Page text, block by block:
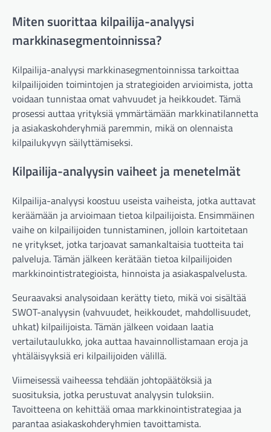
Miten suorittaa kilpailija-analyysi
markkinasegmentoinnissa?
Kilpailija-analyysi markkinasegmentoinnissa tarkoittaa
kilpailijoiden toimintojen ja strategioiden arvioimista, jotta
voidaan tunnistaa omat vahvuudet ja heikkoudet. Tämä
prosessi auttaa yrityksiä ymmärtämään markkinatilannetta
ja asiakaskohderyhmiä paremmin, mikä on olennaista
kilpailukyvyn säilyttämiseksi.
Kilpailija-analyysin vaiheet ja menetelmät
Kilpailija-analyysi koostuu useista vaiheista, jotka auttavat
keräämään ja arvioimaan tietoa kilpailijoista. Ensimmäinen
vaihe on kilpailijoiden tunnistaminen, jolloin kartoitetaan
ne yritykset, jotka tarjoavat samankaltaisia tuotteita tai
palveluja. Tämän jälkeen kerätään tietoa kilpailijoiden
markkinointistrategioista, hinnoista ja asiakaspalvelusta.
Seuraavaksi analysoidaan kerätty tieto, mikä voi sisältää
SWOT-analyysin (vahvuudet, heikkoudet, mahdollisuudet,
uhkat) kilpailijoista. Tämän jälkeen voidaan laatia
vertailutaulukko, joka auttaa havainnollistamaan eroja ja
yhtäläisyyksiä eri kilpailijoiden välillä.
Viimeisessä vaiheessa tehdään johtopäätöksiä ja
suosituksia, jotka perustuvat analyysin tuloksiin.
Tavoitteena on kehittää omaa markkinointistrategiaa ja
parantaa asiakaskohderyhmien tavoittamista.